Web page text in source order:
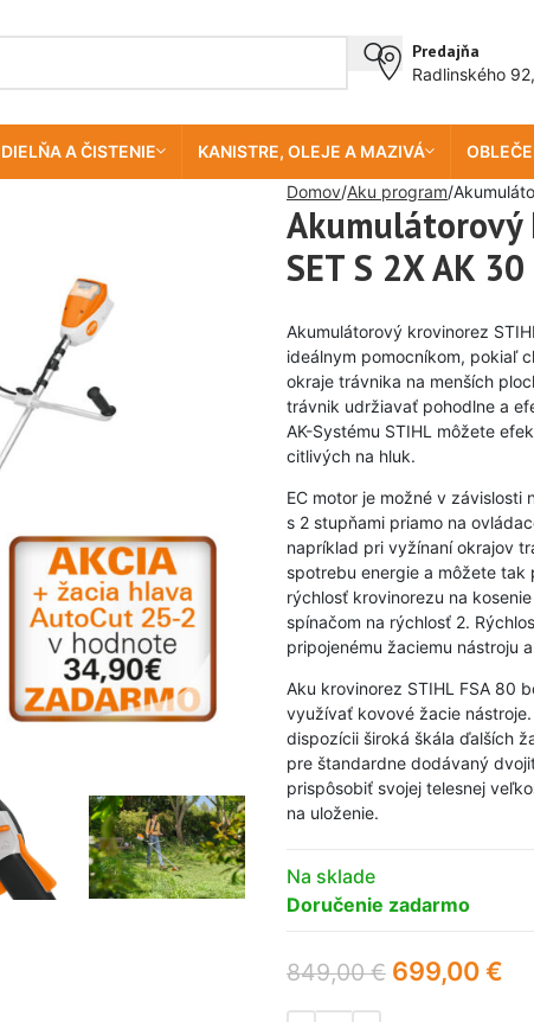
Predajňa
Radlinského
DIELŇA A ČISTENIE KANISTRE, OLEJE A MAZIVÁ
Domov Aku program
Akumulátorový
SET S 2X AK 30
Akumulátorový krovinorez
ideálnym pomocníkom, pokiaľ
okraje trávnika na menších
trávnik udržiavať pohodlne a
AK-Systému STIHL môžete
citlivých na hluk.
EC motor je možné v
s 2 stupňami priamo na
napríklad pri vyžínaní okrajov
spotrebu energie a môžete
rýchlosť krovinorezu na
spínačom na rýchlosť 2.
pripojenému žaciemu nástroju
Aku krovinorez STIHL FSA 80
využívať kovové žacie
dispozícii široká škála ďalších
pre štandardne dodávaný
prispôsobiť svojej telesnej
na uloženie.
Na sklade
Doručenie zadarmo
849,00€ 699,00€